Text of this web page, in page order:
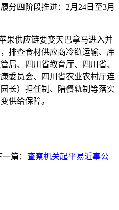
分四阶段推进：2月24日至3月
供应链要变天巴拿马进入并
排查食材供应商冷链运输、库
局、四川省教育厅、四川省、
委员会、四川省农业农村厅连
长）担任制、陪餐轨制等落实
供给保障。
一篇： 查察机关起平易近事公